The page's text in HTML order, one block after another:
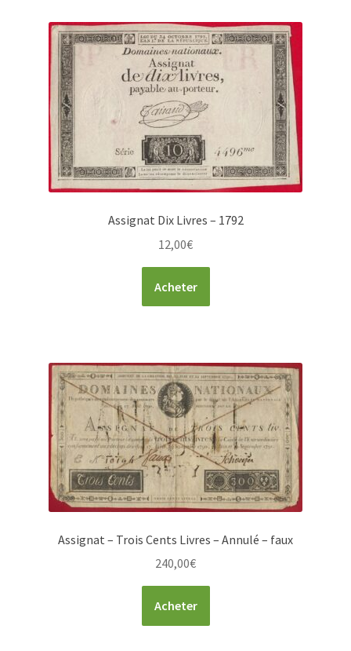
Assignat Dix Livres – 1792
12,00€
Acheter
Assignat – Trois Cents Livres – Annulé – faux
240,00€
Acheter